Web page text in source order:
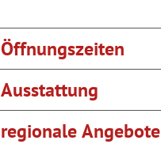
Öffnungszeiten
Ausstattung
regionale Angebote